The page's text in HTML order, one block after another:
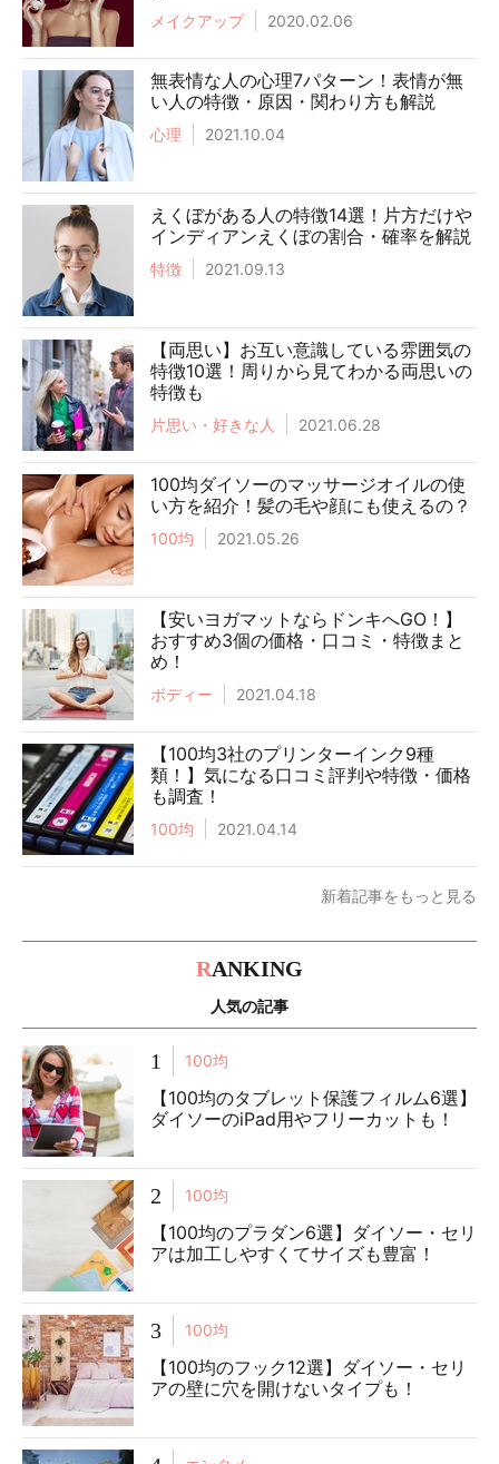
メイクアップ 2020.02.06
無表情な人の心理7パターン！表情が無
い人の特徴・原因・関わり方も解説
心理 2021.10.04
えくぼがある人の特徴14選！片方だけや
インディアンえくぼの割合・確率を解説
特徴 2021.09.13
【両思い】お互い意識している雰囲気の
特徴10選！周りから見てわかる両思いの
特徴も
片思い・好きな人 2021.06.28
100均ダイソーのマッサージオイルの使
い方を紹介！髪の毛や顔にも使えるの？
100均 2021.05.26
【安いヨガマットならドンキへGO！】
おすすめ3個の価格・口コミ・特徴まと
め！
ボディー 2021.04.18
【100均3社のプリンターインク9種
類！】気になる口コミ評判や特徴・価格
も調査！
100均 2021.04.14
新着記事をもっと見る
RANKING
人気の記事
1 100均
【100均のタブレット保護フィルム6選】
ダイソーのiPad用やフリーカットも！
2 100均
【100均のプラダン6選】ダイソー・セリ
アは加工しやすくてサイズも豊富！
3 100均
【100均のフック12選】ダイソー・セリ
アの壁に穴を開けないタイプも！